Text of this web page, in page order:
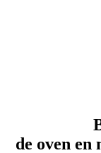
de oven en